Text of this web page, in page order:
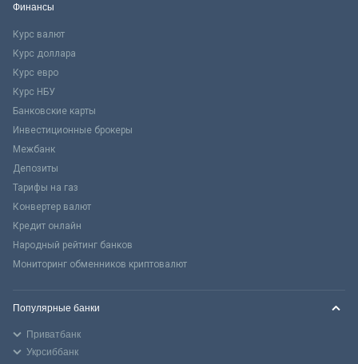
Финансы
Курс валют
Курс доллара
Курс евро
Курс НБУ
Банковские карты
Инвестиционные брокеры
Межбанк
Депозиты
Тарифы на газ
Конвертер валют
Кредит онлайн
Народный рейтинг банков
Мониторинг обменников криптовалют
Популярные банки
Приватбанк
Укрсиббанк